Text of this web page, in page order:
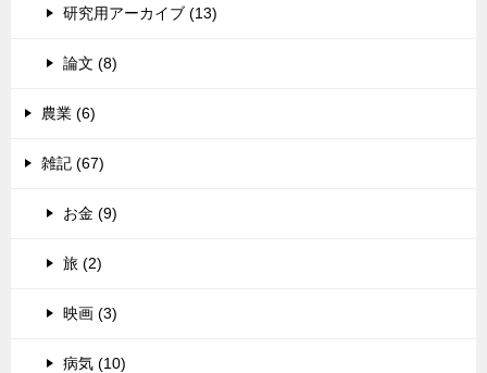
研究用アーカイブ (13)
論文 (8)
農業 (6)
雑記 (67)
お金 (9)
旅 (2)
映画 (3)
病気 (10)